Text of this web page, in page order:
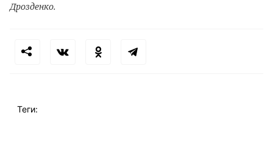
Дрозденко.
Теги: